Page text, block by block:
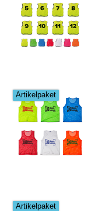
Artikelpaket
Artikelpaket